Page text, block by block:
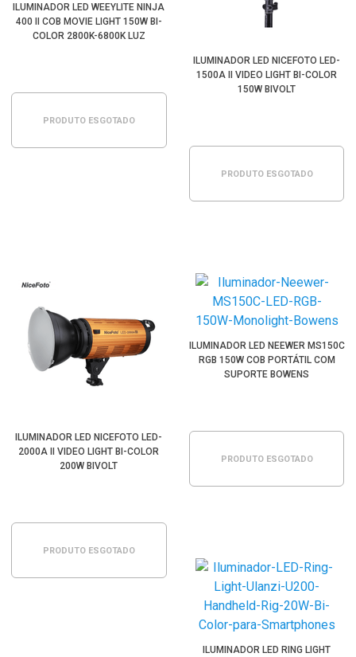
ILUMINADOR LED WEEYLITE NINJA
400 II COB MOVIE LIGHT 150W BI-
COLOR 2800K-6800K LUZ
PRODUTO ESGOTADO
ILUMINADOR LED NICEFOTO LED-
1500A II VIDEO LIGHT BI-COLOR
150W BIVOLT
PRODUTO ESGOTADO
ILUMINADOR LED NICEFOTO LED-
2000A II VIDEO LIGHT BI-COLOR
200W BIVOLT
PRODUTO ESGOTADO
ILUMINADOR LED NEEWER MS150C
RGB 150W COB PORTÁTIL COM
SUPORTE BOWENS
PRODUTO ESGOTADO
ILUMINADOR LED RING LIGHT